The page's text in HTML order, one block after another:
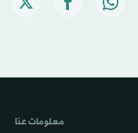
معلومات عنا